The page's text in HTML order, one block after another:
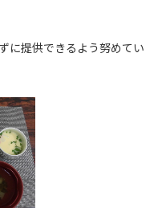
に提供できるよう努めてい